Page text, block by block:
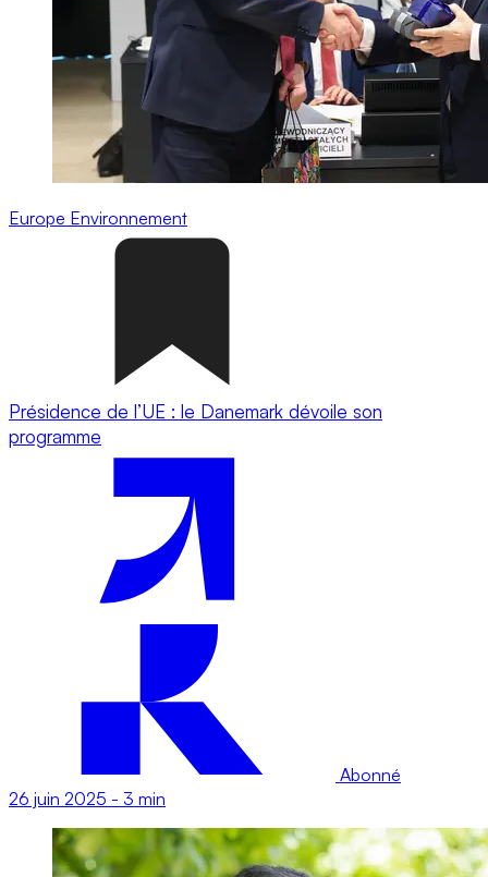
Europe Environnement
Présidence de l’UE : le Danemark dévoile son
programme
Abonné
26 juin 2025 - 3 min